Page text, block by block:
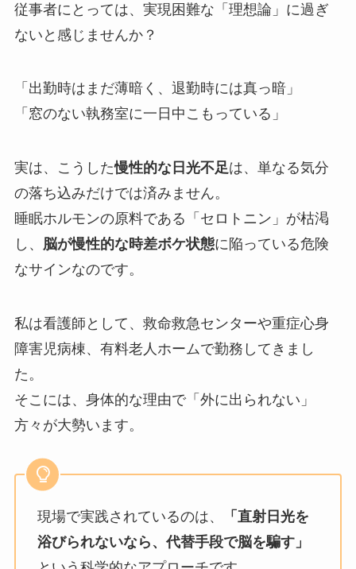
従事者にとっては、実現困難な「理想論」に過ぎ
ないと感じませんか？
「出勤時はまだ薄暗く、退勤時には真っ暗」
「窓のない執務室に一日中こもっている」
実は、こうした慢性的な日光不足は、単なる気分
の落ち込みだけでは済みません。
睡眠ホルモンの原料である「セロトニン」が枯渇
し、 脳が慢性的な時差ボケ状態に陥っている危険
なサインなのです。
私は看護師として、救命救急センターや重症心身
障害児病棟、有料老人ホームで勤務してきまし
た。
そこには、身体的な理由で「外に出られない」
方々が大勢います。
現場で実践されているのは、
「直射日光を
浴びられないなら、代替手段で脳を騙す」